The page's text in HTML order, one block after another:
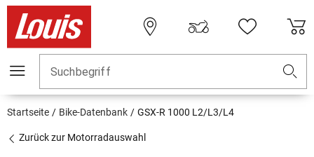
Suchbegriff
Startseite Bike-Datenbank GSX-R 1000 L2/L3/L4
Zurück zur Motorradauswahl